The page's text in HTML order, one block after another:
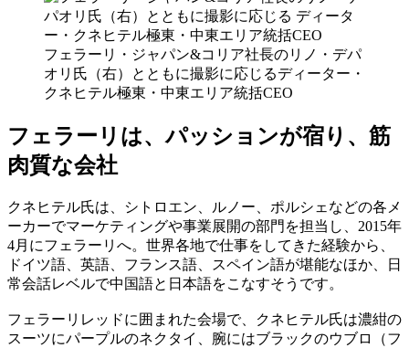
フェラーリ・ジャパン&コリア社長のリノ・デパ
オリ氏（右）とともに撮影に応じるディーター・
クネヒテル極東・中東エリア統括CEO
フェラーリは、パッションが宿り、筋
肉質な会社
クネヒテル氏は、シトロエン、ルノー、ポルシェなどの各メ
ーカーでマーケティングや事業展開の部門を担当し、2015年
4月にフェラーリへ。世界各地で仕事をしてきた経験から、
ドイツ語、英語、フランス語、スペイン語が堪能なほか、日
常会話レベルで中国語と日本語をこなすそうです。
フェラーリレッドに囲まれた会場で、クネヒテル氏は濃紺の
スーツにパープルのネクタイ、腕にはブラックのウブロ（フ